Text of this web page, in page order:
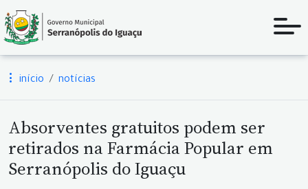
início notícias
Absorventes gratuitos podem ser
retirados na Farmácia Popular em
Serranópolis do Iguaçu